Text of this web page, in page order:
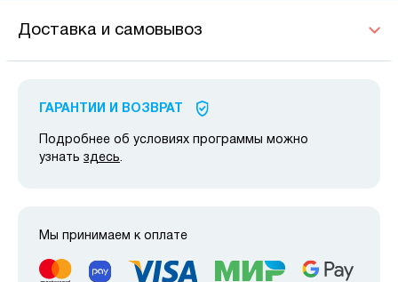
Доставка и самовывоз
ГАРАНТИИ И ВОЗВРАТ
Подробнее об условиях программы можно
узнать здесь.
Мы принимаем к оплате